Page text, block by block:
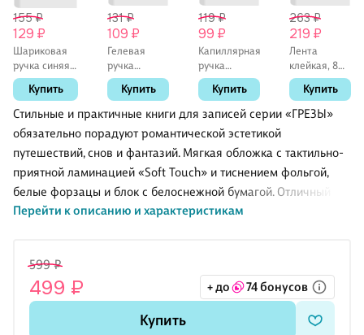
Стильные и практичные книги для записей серии «ГРЕЗЫ»
обязательно порадуют романтической эстетикой
путешествий, снов и фантазий. Мягкая обложка с тактильно-
приятной ламинацией «Soft Touch» и тиснением фольгой,
белые форзацы и блок с белоснежной бумагой. Отличный
вариант для записей и заметок, доступный каждому
Перейти к описанию и характеристикам
155 ₽
129 ₽
Шариковая
ручка синяя
0,5 мм, MC
Gold,
MunHwa
Купить
131 ₽
109 ₽
Гелевая
ручка
черная 0,5
мм, Basic,
Schiller
Купить
119 ₽
99 ₽
Капиллярная
ручка
чёрная 0,6
мм, Fineliner,
Schiller
Купить
263 ₽
219 ₽
Лента
клейкая, 8
мм х 5 м,
двусторонняя,
Yoi
Купить
599 ₽
499 ₽ + до 74 бонусов
Купить